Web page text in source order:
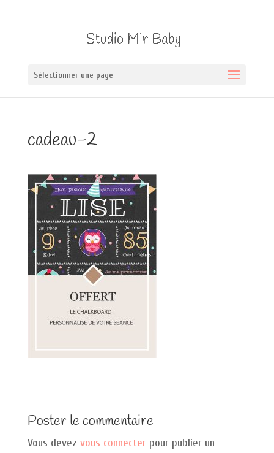
Sélectionner une page
cadeau-2
Poster le commentaire
Vous devez vous connecterpour publier un